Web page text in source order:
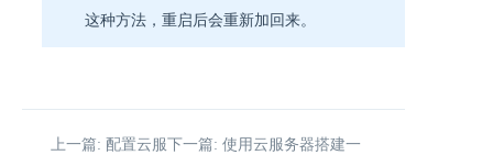
这种方法，重启后会重新加回来。
上一篇: 配置云服下一篇: 使用云服务器搭建一